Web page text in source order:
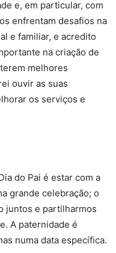
e, em particular, com
enfrentam desafios na
e familiar, e acredito
na criação de
melhores
ouvir as suas
os serviços e
do Pai é estar com a
grande celebração; o
juntos e partilharmos
A paternidade é
numa data específica.